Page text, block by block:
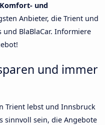
und
Anbieter, die Trient und
BlaBlaCar. Informiere
und immer
Trient lebst und Innsbruck
sinnvoll sein, die Angebote